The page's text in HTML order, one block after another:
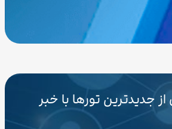
جدیدترین تورها با خبر